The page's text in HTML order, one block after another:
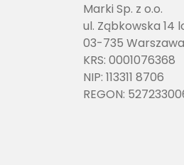
Marki Sp. z o.o.
ul. Ząbkowska 14
03-735 Warszawa
KRS: 0001076368
NIP: 113311 8706
REGON: